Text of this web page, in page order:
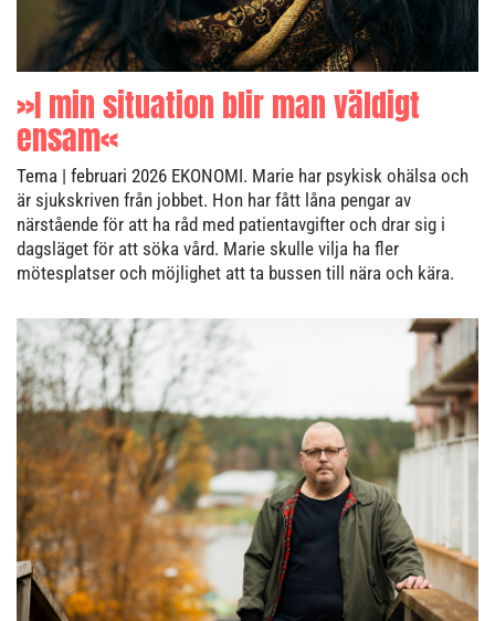
»I min situation blir man väldigt
ensam«
Tema | februari 2026 EKONOMI. Marie har psykisk ohälsa och
är sjukskriven från jobbet. Hon har fått låna pengar av
närstående för att ha råd med patientavgifter och drar sig i
dagsläget för att söka vård. Marie skulle vilja ha fler
mötesplatser och möjlighet att ta bussen till nära och kära.